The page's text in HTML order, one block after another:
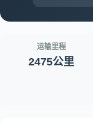
运输里程
2475公里